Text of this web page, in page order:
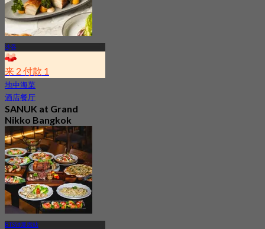
沙吞
来 2 付款 1
地中海菜
酒店餐厅
SANUK at Grand
Nikko Bangkok
Sathorn
5.0
25 已预订
起฿ 550
BTS钟那席站